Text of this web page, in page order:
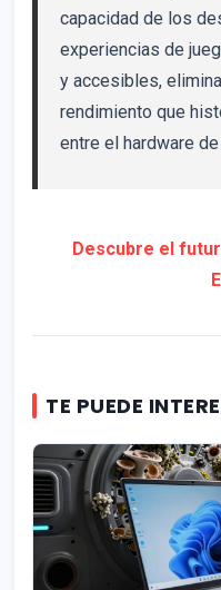
capacidad de los
experiencias de
y accesibles,
rendimiento que
entre el hardware
Descubre el
TE PUEDE